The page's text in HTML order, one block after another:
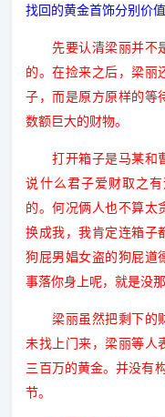
找回的黄金首饰分别价值
先要认清梁丽并不
的。在捡来之后，梁丽
子，而是原方原样的等
数额巨大的财物。
打开箱子是马某和
说什么君子爱财取之
的。何况俩人也不算太
换成我，我肯定连箱子
狗屁男娼女盗的狗屁道
事落你身上呢，就是没那
梁丽虽然把剩下的
未找上门来，梁丽等人
三百万的黄金。并没有
节。